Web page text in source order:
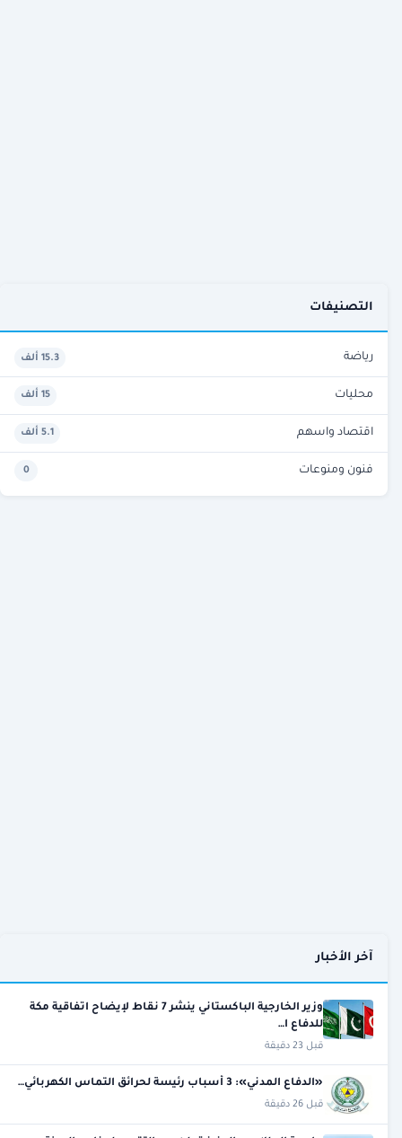
التصنيفات
رياضة 15.3 ألف
محليات 15 ألف
اقتصاد واسهم 5.1 ألف
فنون ومنوعات 0
آخر الأخبار
وزير الخارجية الباكستاني ينشر 7 نقاط لإيضاح اتفاقية مكة
للدفاع ا…
قبل 23 دقيقة
«الدفاع المدني»: 3 أسباب رئيسة لحرائق التماس الكهربائي…
قبل 26 دقيقة